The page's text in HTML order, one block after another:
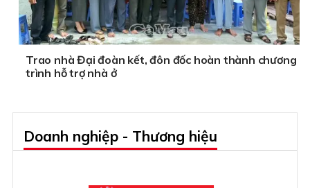
Trao nhà Đại đoàn kết, đôn đốc hoàn thành chương
trình hỗ trợ nhà ở
Doanh nghiệp - Thương hiệu